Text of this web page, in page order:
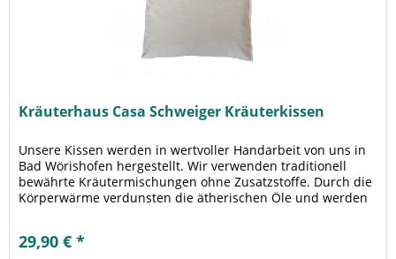
Kräuterhaus Casa Schweiger Kräuterkissen
Unsere Kissen werden in wertvoller Handarbeit von uns in
Bad Wörishofen hergestellt. Wir verwenden traditionell
bewährte Kräutermischungen ohne Zusatzstoffe. Durch die
Körperwärme verdunsten die ätherischen Öle und werden
29,90 € *